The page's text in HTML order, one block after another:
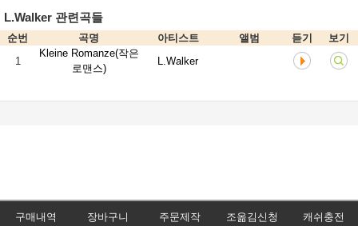
L.Walker 관련곡들
순번 곡명 아티스트 앨범 듣기
보기
1
Kleine Romanze(작은
로맨스)
L.Walker
구매내역 장바구니 주문제작 조옮김신청 캐쉬충전